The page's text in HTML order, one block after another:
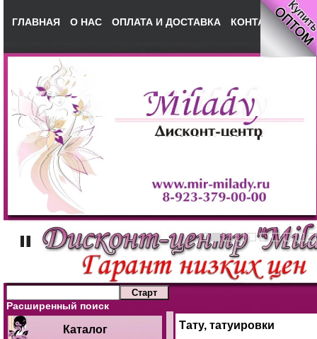
ГЛАВНАЯ О НАС ОПЛАТА И ДОСТАВКА КОНТАКТЫ
Расширенный поиск
Каталог Тату, татуировки